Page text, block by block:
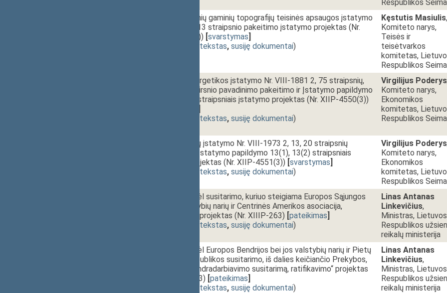
Respublikos
Puslaidininkinių gaminių topografijų teisinės apsaugos įstatymo
Nr. VIII-791 13 straipsnio pakeitimo įstatymo projektas (Nr.
XIIP-4581(2)) [svarstymas]
dokumento tekstas, susiję dokumentai)
Kęstutis Masiulis,
Komiteto narys,
Teisės ir
teisėtvarkos
komitetas,
Respublikos
Elektros energetikos įstatymo Nr. VIII-1881 2, 75 straipsnių,
dvyliktojo skirsnio pavadinimo pakeitimo ir Įstatymo papildymo
75(1), 75(2) straipsniais įstatymo projektas (Nr. XIIP-4550(3))
dokumento tekstas, susiję dokumentai)
Virgilijus Poderys
Komiteto narys,
Ekonomikos
komitetas,
Respublikos
Gamtinių dujų įstatymo Nr. VIII-1973 2, 13, 20 straipsnių
pakeitimo ir Įstatymo papildymo 13(1), 13(2) straipsniais
įstatymo projektas (Nr. XIIP-4551(3)) [svarstymas]
dokumento tekstas, susiję dokumentai)
Virgilijus Poderys
Komiteto narys,
Ekonomikos
komitetas,
Respublikos
Įstatymo „Dėl susitarimo, kuriuo steigiama Europos Sąjungos
bei jos valstybių narių ir Centrinės Amerikos asociacija,
ratifikavimo“ projektas (Nr. XIIIP-263) [pateikimas]
dokumento tekstas, susiję dokumentai)
Linas Antanas
Linkevičius,
Ministras, Lietuvos
Respublikos
reikalų ministerija
Įstatymo „Dėl Europos Bendrijos bei jos valstybių narių ir Pietų
Afrikos Respublikos susitarimo, iš dalies keičiančio Prekybos,
plėtros ir bendradarbiavimo susitarimą, ratifikavimo“ projektas
(Nr. XIIIP-383) [pateikimas]
dokumento tekstas, susiję dokumentai)
Linas Antanas
Linkevičius,
Ministras, Lietuvos
Respublikos
reikalų ministerija